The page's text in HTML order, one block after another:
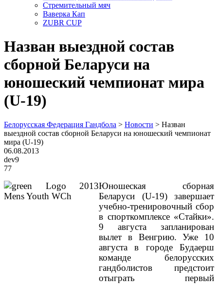
Стремительный мяч
Ваверка Кап
ZUBR CUP
Назван выездной состав
сборной Беларуси на
юношеский чемпионат мира
(U-19)
Белорусская Федерация Гандбола > Новости > Назван
выездной состав сборной Беларуси на юношеский чемпионат
мира (U-19)
06.08.2013
dev9
77
Юношеская сборная
Беларуси (U-19) завершает
учебно-тренировочный сбор
в спорткомплексе «Стайки».
9 августа запланирован
вылет в Венгрию. Уже 10
августа в городе Будаерш
команде белорусских
гандболистов предстоит
отыграть первый